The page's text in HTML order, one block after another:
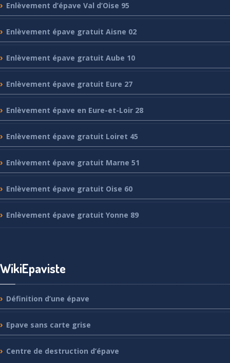
Enlèvement d’épave Val d’Oise 95
Enlèvement épave gratuit Aisne 02
Enlèvement épave gratuit Aube 10
Enlèvement épave gratuit Eure 27
Enlèvement épave en Eure-et-Loir 28
Enlèvement épave gratuit Loiret 45
Enlèvement épave gratuit Marne 51
Enlèvement épave gratuit Oise 60
Enlèvement épave gratuit Yonne 89
WikiEpaviste
Définition d’une épave
Epave sans carte grise
Centre de destruction d’épave